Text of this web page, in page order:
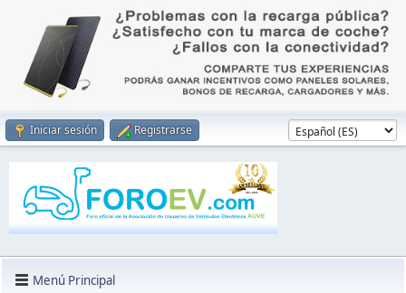
Iniciar sesión Registrarse
Menú Principal